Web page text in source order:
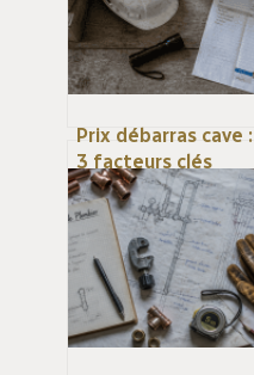
Prix débarras cave :
3 facteurs clés
pour estimer votre
devis de 290 € à 2
500 €